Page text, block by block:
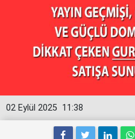
11:38
02 Eylül 2025